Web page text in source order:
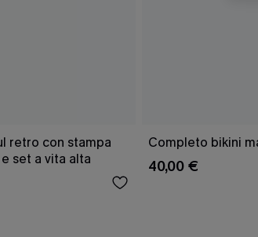
retro con stampa
set a vita alta
Completo bikini
40,00 €